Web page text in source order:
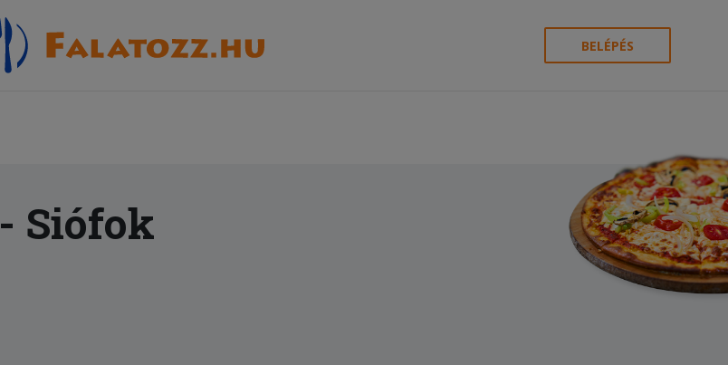
BELÉPÉS
- Siófok